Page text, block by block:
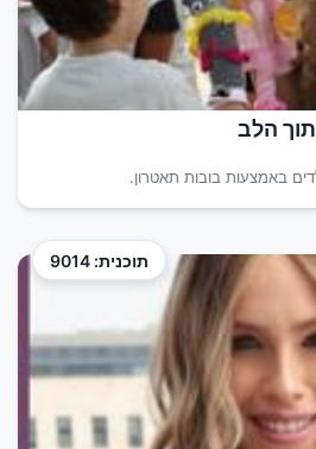
הלב
באמצעות בובות תאטרון.
תוכנית: 9014